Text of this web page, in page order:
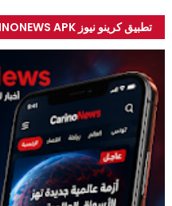
تطبيق كرينو نيوز CARINONEWS APK